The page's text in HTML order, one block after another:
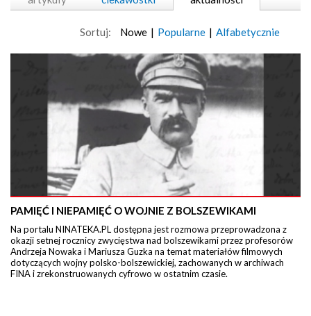
Sortuj: Nowe | Popularne | Alfabetycznie
PAMIĘĆ I NIEPAMIĘĆ O WOJNIE Z BOLSZEWIKAMI
Na portalu NINATEKA.PL dostępna jest rozmowa przeprowadzona z
okazji setnej rocznicy zwycięstwa nad bolszewikami przez profesorów
Andrzeja Nowaka i Mariusza Guzka na temat materiałów filmowych
dotyczących wojny polsko-bolszewickiej, zachowanych w archiwach
FINA i zrekonstruowanych cyfrowo w ostatnim czasie.